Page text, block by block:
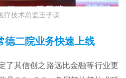
疗技术总监王子谋
德二院业务快速上线
了其信创之路远比金融等行业更